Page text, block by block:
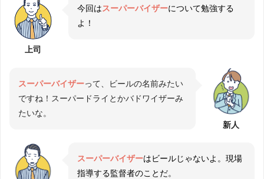
上司
今回はスーパーバイザーについて勉強する
よ！
スーパーバイザーって、ビールの名前みたい
ですね！スーパードライとかバドワイザーみ
たいな。
新人
スーパーバイザーはビールじゃないよ。現場
指導する監督者のことだ。